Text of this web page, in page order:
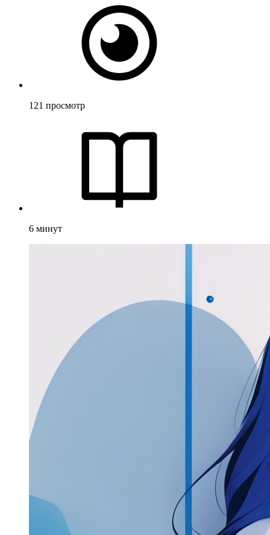
121 просмотр
6 минут